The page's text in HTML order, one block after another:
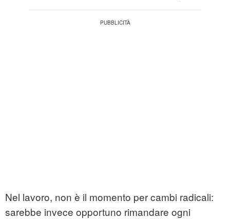
Nel lavoro, non è il momento per cambi radicali:
sarebbe invece opportuno rimandare ogni